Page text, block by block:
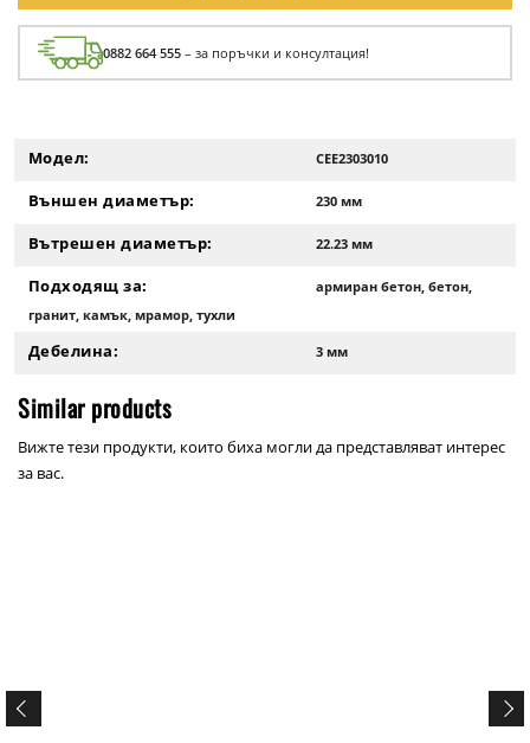
0882 664 555 – за поръчки и консултация!
Модел: CEE2303010
Външен диаметър: 230 мм
Вътрешен диаметър: 22.23 мм
Подходящ за:
армиран бетон, бетон,
гранит, камък, мрамор, тухли
Дебелина: 3 мм
Similar products
Вижте тези продукти, които биха могли да представляват интерес
за вас.